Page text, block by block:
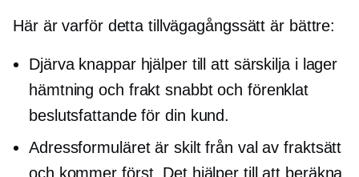
Här är varför detta tillvägagångssätt är bättre:
Djärva knappar hjälper till att särskilja i lager
hämtning och frakt snabbt och förenklat
beslutsfattandeför din kund.
Adressformuläret är skilt från val av fraktsätt
och kommer först. Det hjälper till att beräkna